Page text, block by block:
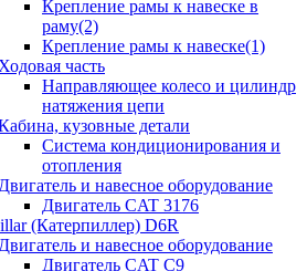
Крепление рамы к навеске в
раму(2)
Крепление рамы к навеске(1)
Ходовая часть
Направляющее колесо и цилиндр
натяжения цепи
кузовные детали
Система кондиционирования и
отопления
Двигатель и навесное оборудование
Двигатель CAT 3176
(Катерпиллер) D6R
Двигатель и навесное оборудование
Двигатель CAT C9